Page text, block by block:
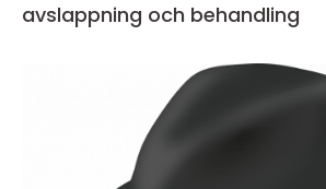
avslappning och behandling